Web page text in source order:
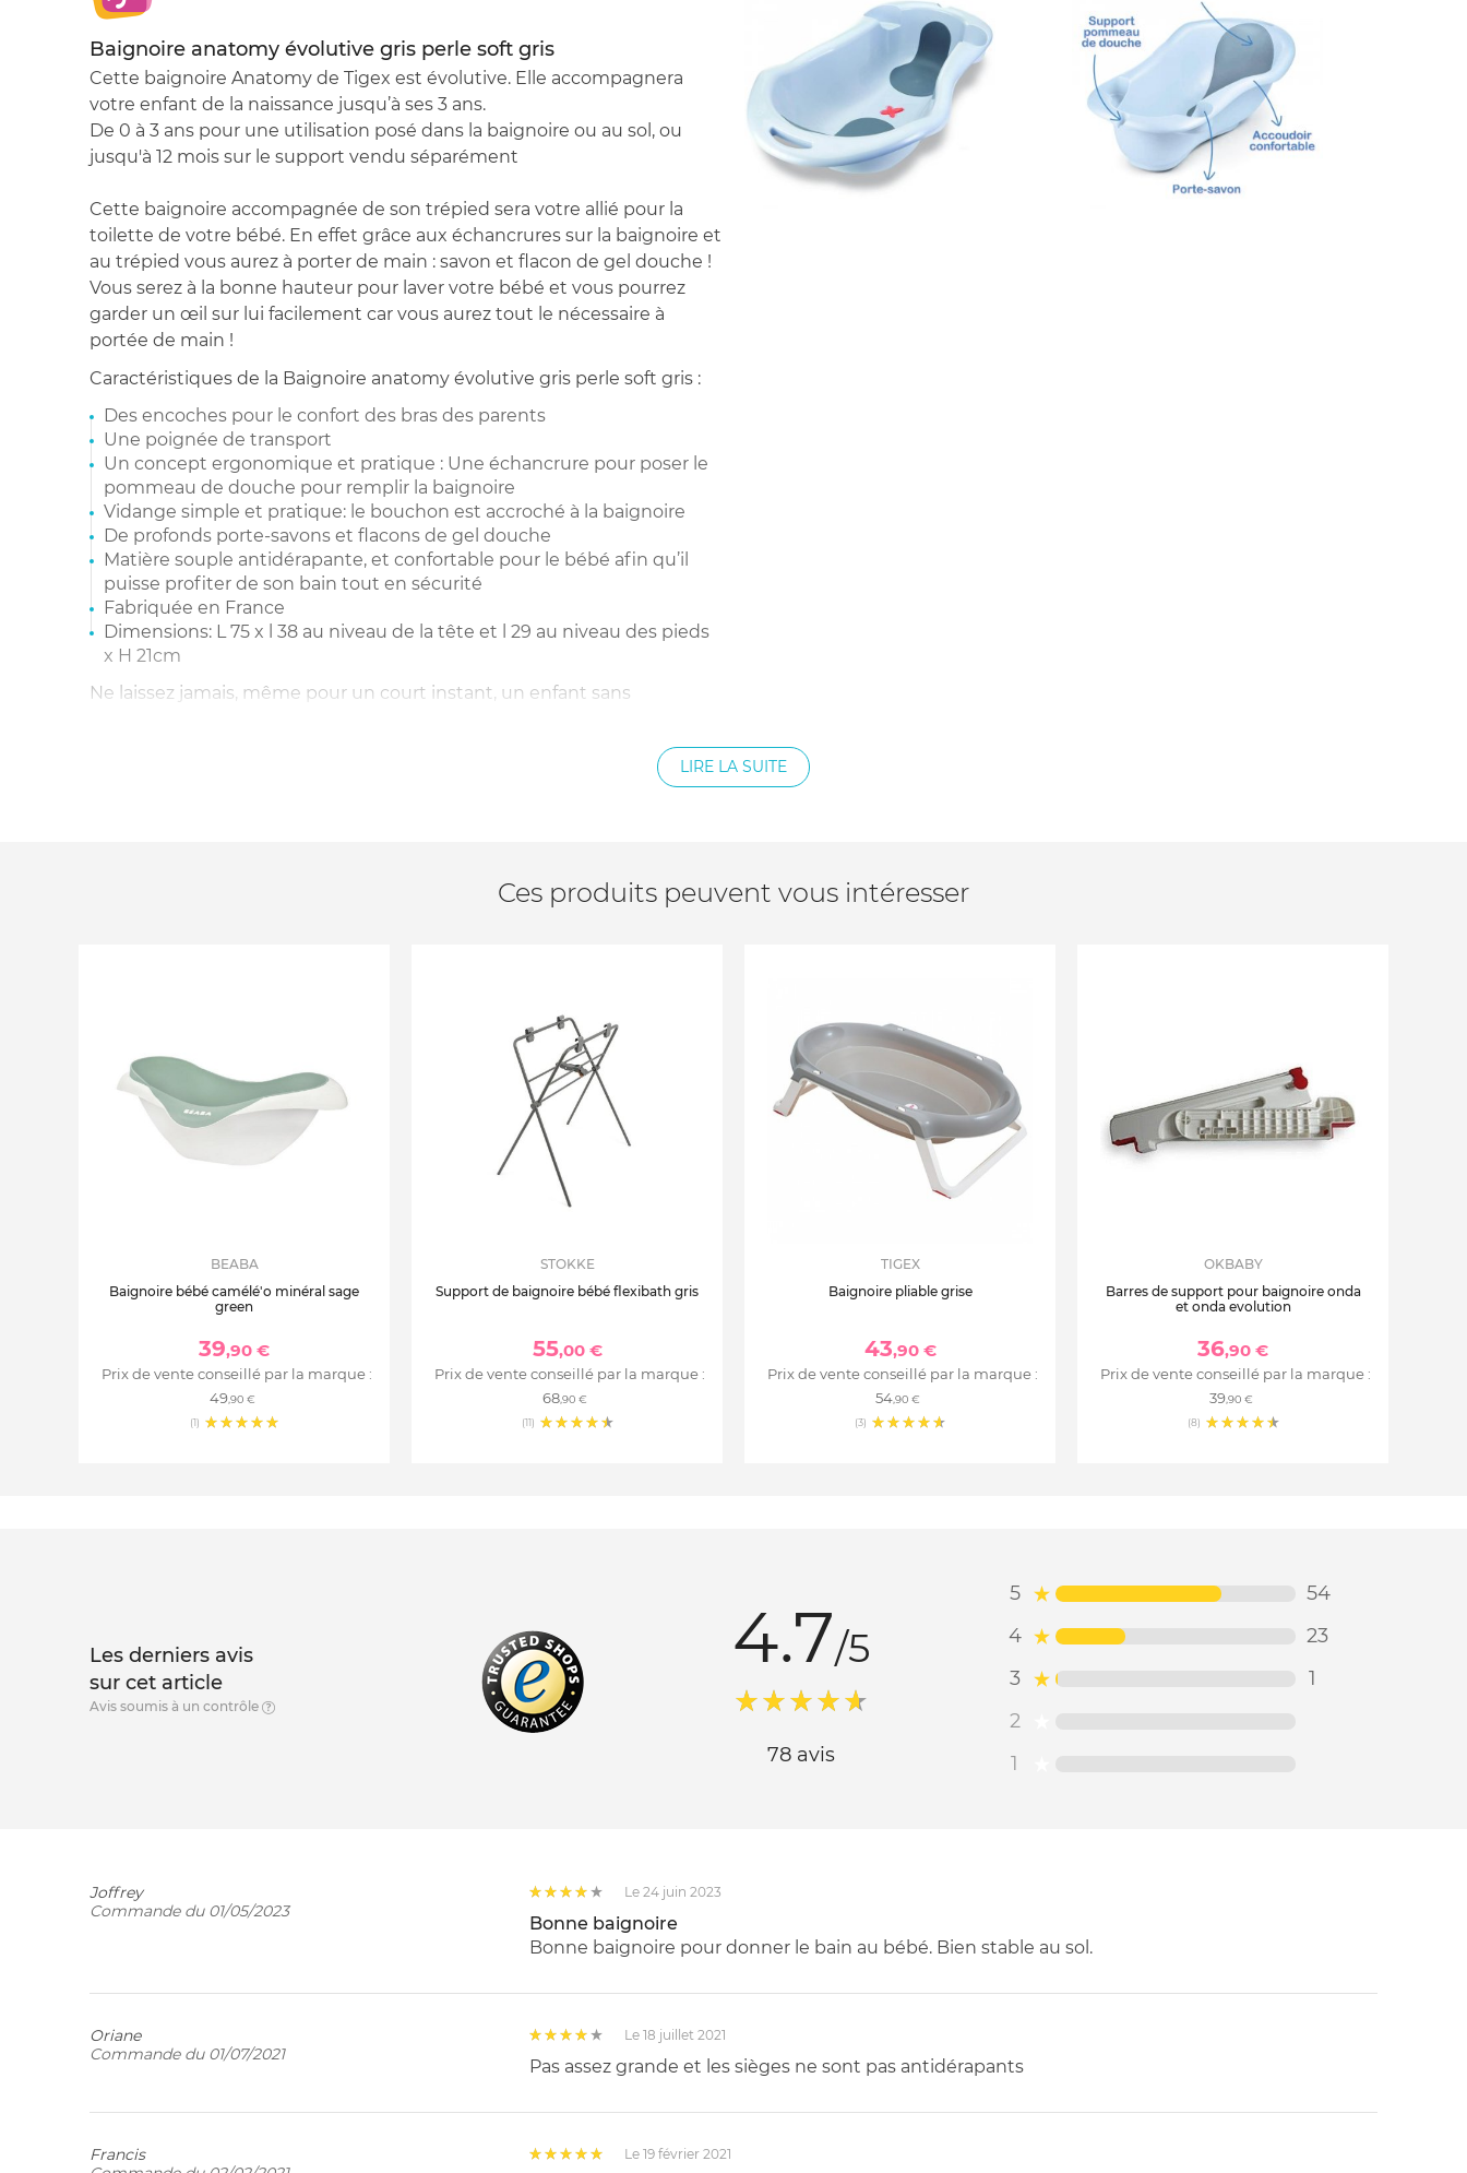
Baignoire anatomy évolutive gris perle soft gris
Cette baignoire Anatomy de Tigex est évolutive. Elle accompagnera
votre enfant de la naissance jusqu’à ses 3 ans.
De 0 à 3 ans pour une utilisation posé dans la baignoire ou au sol, ou
jusqu'à 12 mois sur le support vendu séparément
Cette baignoire accompagnée de son trépied sera votre allié pour la
toilette de votre bébé. En effet grâce aux échancrures sur la baignoire et
au trépied vous aurez à porter de main : savon et flacon de gel douche !
Vous serez à la bonne hauteur pour laver votre bébé et vous pourrez
garder un œil sur lui facilement car vous aurez tout le nécessaire à
portée de main !
Caractéristiques de la Baignoire anatomy évolutive gris perle soft gris :
Des encoches pour le confort des bras des parents
Une poignée de transport
Un concept ergonomique et pratique : Une échancrure pour poser le
pommeau de douche pour remplir la baignoire
Vidange simple et pratique: le bouchon est accroché à la baignoire
De profonds porte-savons et flacons de gel douche
Matière souple antidérapante, et confortable pour le bébé afin qu’il
puisse profiter de son bain tout en sécurité
Fabriquée en France
Dimensions: L 75 x l 38 au niveau de la tête et l 29 au niveau des pieds
x H 21cm
Ne laissez jamais, même pour un court instant, un enfant sans
LIRE LA SUITE
Ces produits peuvent vous intéresser
BEABA
Baignoire bébé camélé'o minéral sage
green
39,90 €
Prix de vente conseillé par la marque :
49,90 €
(1)
STOKKE
Support de baignoire bébé flexibath gris
55,00 €
Prix de vente conseillé par la marque :
68,90 €
(11)
TIGEX
Baignoire pliable grise
43,90 €
Prix de vente conseillé par la marque :
54,90 €
(3)
OKBABY
Barres de support pour baignoire onda
et onda evolution
36,90 €
Prix de vente conseillé par la marque :
39,90 €
(8)
Les derniers avis
sur cet article
Avis soumis à un contrôle
4.7/5
78 avis
5
54
4
23
3
1
2
1
Joffrey
Commande du 01/05/2023
Le 24 juin 2023
Bonne baignoire
Bonne baignoire pour donner le bain au bébé. Bien stable au sol.
Oriane
Commande du 01/07/2021
Le 18 juillet 2021
Pas assez grande et les sièges ne sont pas antidérapants
Francis
Le 19 février 2021